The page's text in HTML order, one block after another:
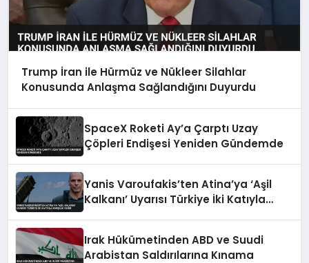
Trump İran ile Hürmüz ve Nükleer Silahlar
Konusunda Anlaşma Sağlandığını Duyurdu
SpaceX Roketi Ay’a Çarptı Uzay
Çöpleri Endişesi Yeniden Gündemde
Yanis Varoufakis’ten Atina’ya ‘Aşil
Kalkanı’ Uyarısı Türkiye İki Katıyla
Irak Hükümetinden ABD ve Suudi
Arabistan Saldırılarına Kınama